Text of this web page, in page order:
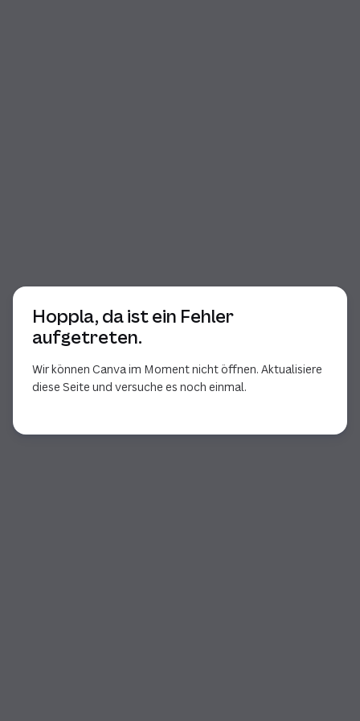
Hoppla, da ist ein Fehler
aufgetreten.
Wir können Canva im Moment nicht öffnen. Aktualisiere
diese Seite und versuche es noch einmal.